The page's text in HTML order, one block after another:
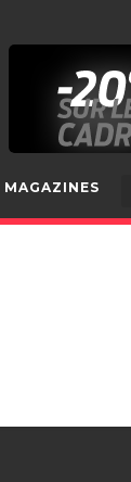
MAGAZINES